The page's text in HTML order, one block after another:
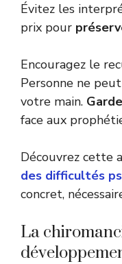
Évitez les
prix pour
Encouragez le
Personne ne
votre main.
face aux
Découvrez cette
des difficultés
concret,
La